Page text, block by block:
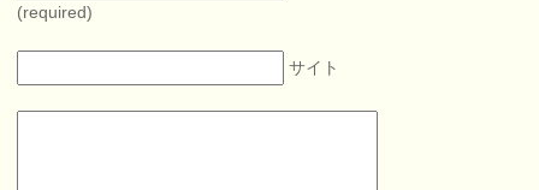
(required)
サイト